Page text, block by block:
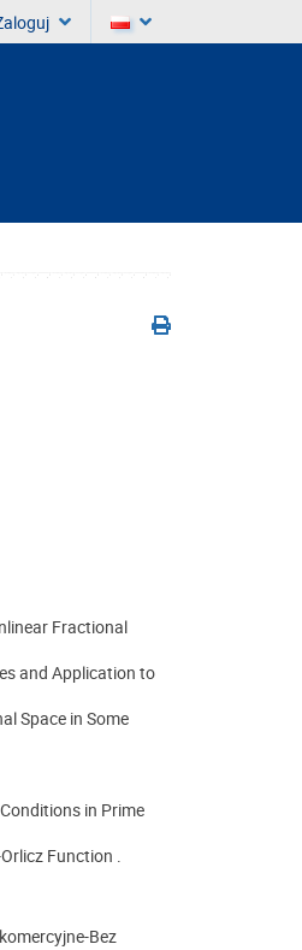
Fractional
and Application to
Space in Some
in Prime
Function .
Bez